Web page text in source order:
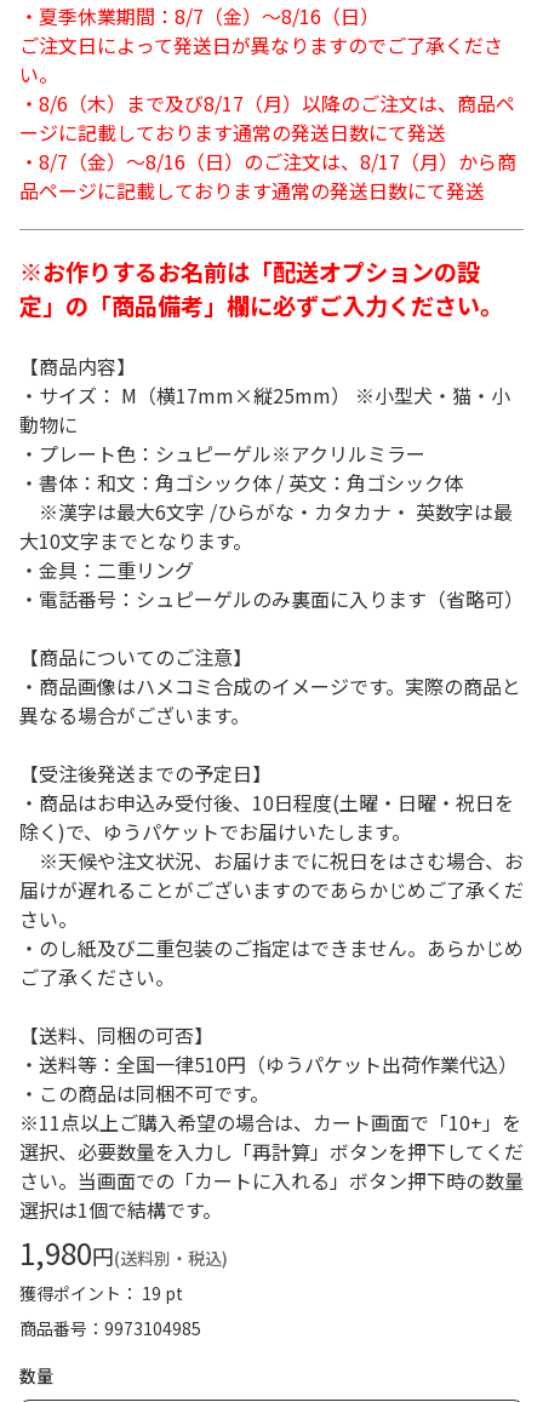
・夏季休業期間：8/7（金）～8/16（日）
ご注文日によって発送日が異なりますのでご了承くださ
い。
・8/6（木）まで及び8/17（月）以降のご注文は、商品ペ
ージに記載しております通常の発送日数にて発送
・8/7（金）～8/16（日）のご注文は、8/17（月）から商
品ページに記載しております通常の発送日数にて発送
※お作りするお名前は「配送オプションの設
定」の「商品備考」欄に必ずご入力ください。
【商品内容】
・サイズ： M（横17mm×縦25mm） ※小型犬・猫・小
動物に
・プレート色：シュピーゲル※アクリルミラー
・書体：和文：角ゴシック体 / 英文：角ゴシック体
※漢字は最大6文字 /ひらがな・カタカナ・ 英数字は最
大10文字までとなります。
・金具：二重リング
・電話番号：シュピーゲルのみ裏面に入ります（省略可）
【商品についてのご注意】
・商品画像はハメコミ合成のイメージです。実際の商品と
異なる場合がございます。
【受注後発送までの予定日】
・商品はお申込み受付後、10日程度(土曜・日曜・祝日を
除く)で、ゆうパケットでお届けいたします。
※天候や注文状況、お届けまでに祝日をはさむ場合、お
届けが遅れることがございますのであらかじめご了承くだ
さい。
・のし紙及び二重包装のご指定はできません。あらかじめ
ご了承ください。
【送料、同梱の可否】
・送料等：全国一律510円（ゆうパケット出荷作業代込）
・この商品は同梱不可です。
※11点以上ご購入希望の場合は、カート画面で「10+」を
選択、必要数量を入力し「再計算」ボタンを押下してくだ
さい。当画面での「カートに入れる」ボタン押下時の数量
選択は1個で結構です。
1,980円(送料別・税込)
獲得ポイント： 19 pt
商品番号
9973104985
数量